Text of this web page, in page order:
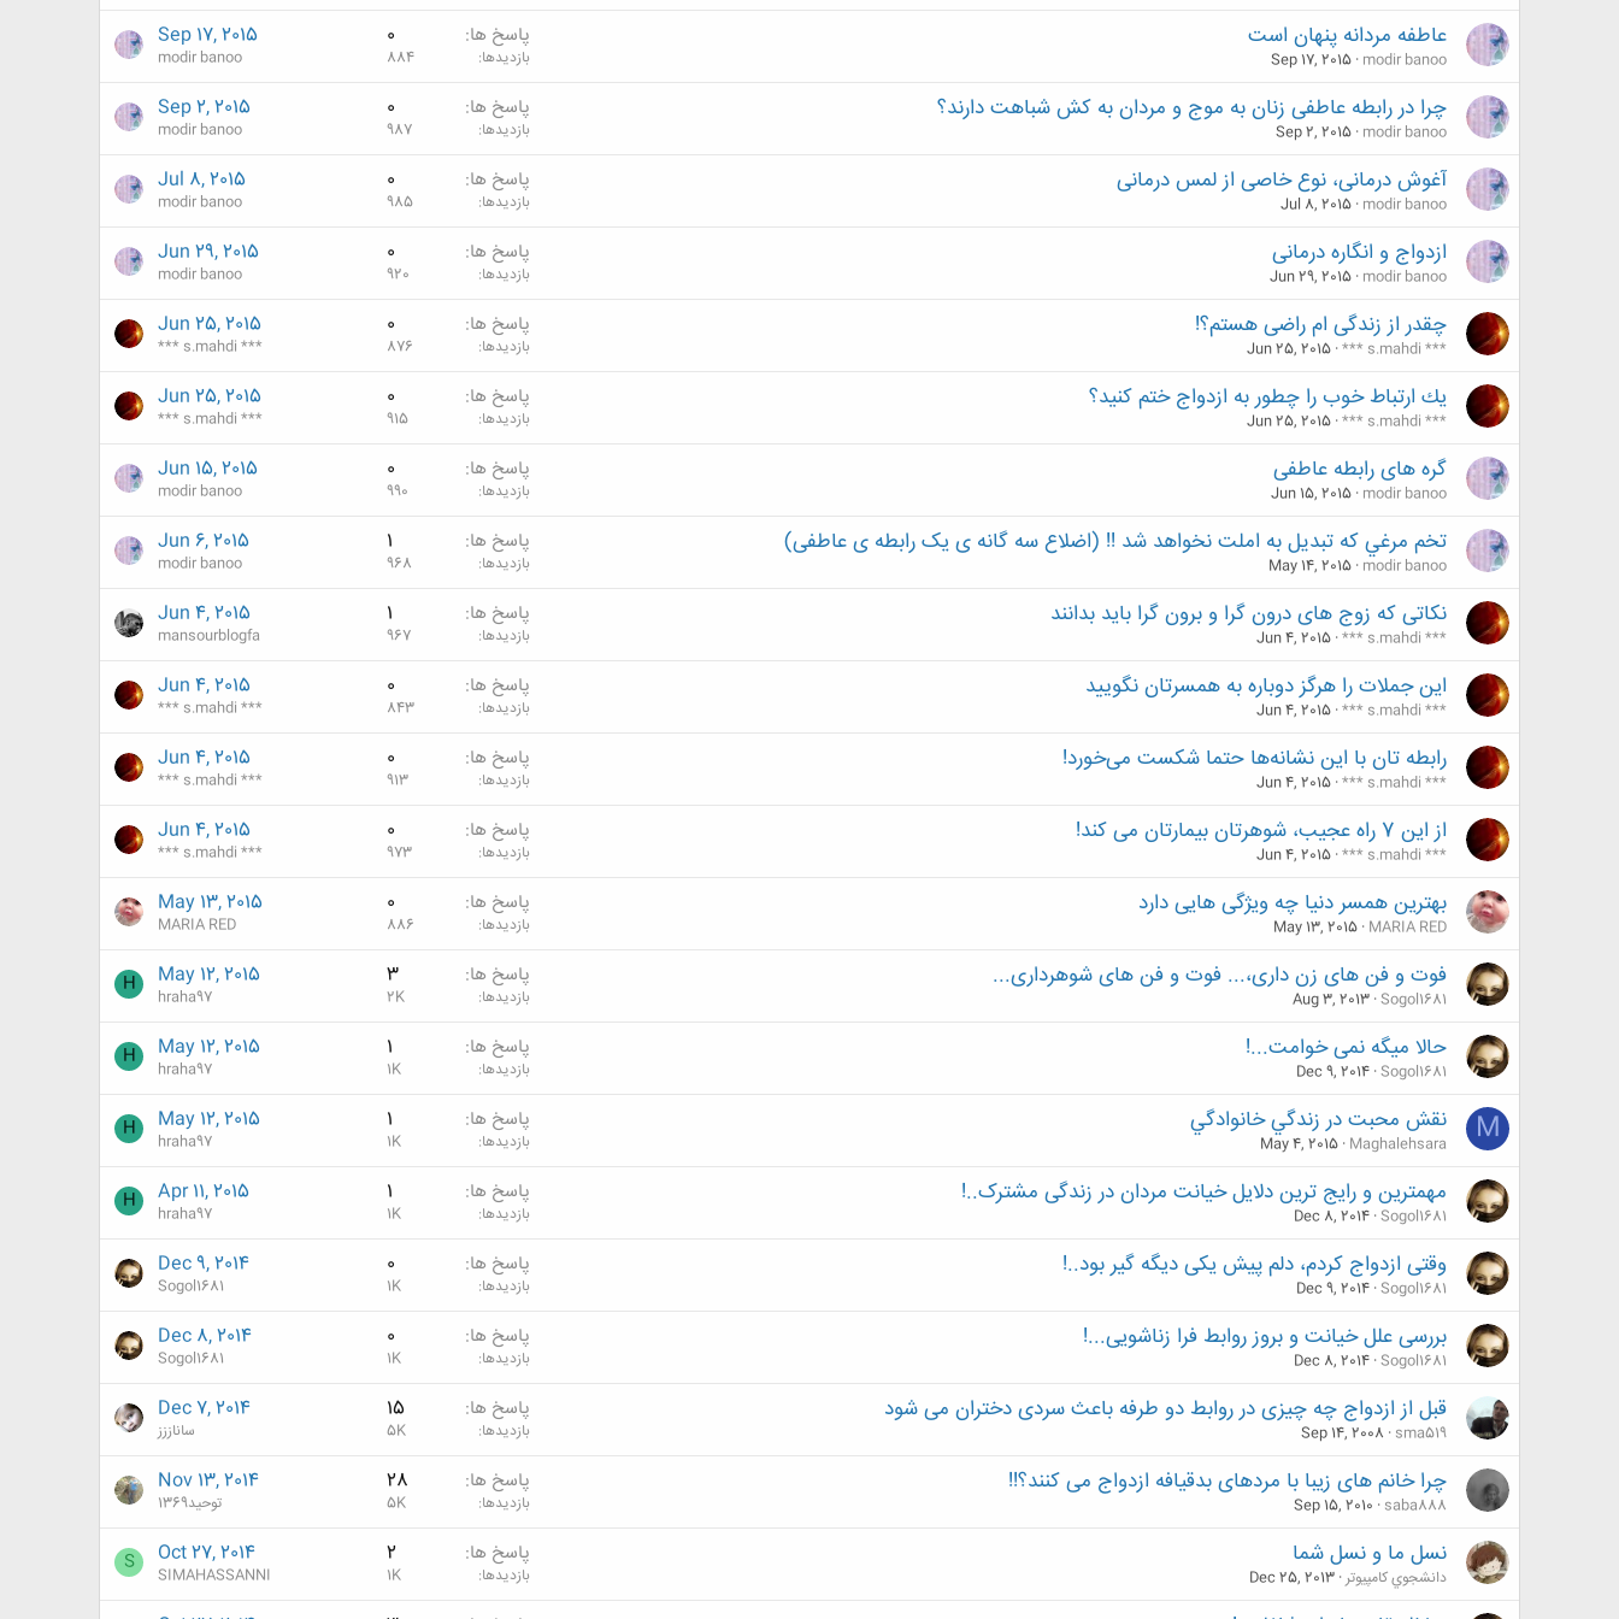
عاطفه مردانه پنهان است
modir banoo
Sep 17, 2015
پاسخ ها 0
بازدیدها 884
Sep 17, 2015
modir banoo
چرا در رابطه عاطفی زنان به موج و مردان به کش شباهت دارند؟
modir banoo
Sep 2, 2015
پاسخ ها 0
بازدیدها 987
Sep 2, 2015
modir banoo
آغوش درمانی، نوع خاصی از لمس درمانی
modir banoo
Jul 8, 2015
پاسخ ها 0
بازدیدها 985
Jul 8, 2015
modir banoo
ازدواج و انگاره درمانی
modir banoo
Jun 29, 2015
پاسخ ها 0
بازدیدها 920
Jun 29, 2015
modir banoo
چقدر از زندگی ام راضی هستم؟!
*** s.mahdi ***
Jun 25, 2015
پاسخ ها 0
بازدیدها 876
Jun 25, 2015
*** s.mahdi ***
یك ارتباط خوب را چطور به ازدواج ختم كنید؟
*** s.mahdi ***
Jun 25, 2015
پاسخ ها 0
بازدیدها 915
Jun 25, 2015
*** s.mahdi ***
گره های رابطه عاطفی
modir banoo
Jun 15, 2015
پاسخ ها 0
بازدیدها 990
Jun 15, 2015
modir banoo
تخم مرغي كه تبديل به املت نخواهد شد !! (اضلاع سه گانه ی یک رابطه ی عاطفی)
modir banoo
May 14, 2015
پاسخ ها 1
بازدیدها 968
Jun 6, 2015
modir banoo
نکاتی که زوج های درون گرا و برون گرا باید بدانند
*** s.mahdi ***
Jun 4, 2015
پاسخ ها 1
بازدیدها 967
Jun 4, 2015
mansourblogfa
این جملات را هرگز دوباره به همسرتان نگویید
*** s.mahdi ***
Jun 4, 2015
پاسخ ها 0
بازدیدها 843
Jun 4, 2015
*** s.mahdi ***
رابطه تان با این نشانه‌ها حتما شکست می‌خورد!
*** s.mahdi ***
Jun 4, 2015
پاسخ ها 0
بازدیدها 913
Jun 4, 2015
*** s.mahdi ***
از این 7 راه عجیب، شوهرتان بیمارتان می کند!
*** s.mahdi ***
Jun 4, 2015
پاسخ ها 0
بازدیدها 973
Jun 4, 2015
*** s.mahdi ***
بهترین همسر دنیا چه ویژگی هایی دارد
MARIA RED
May 13, 2015
پاسخ ها 0
بازدیدها 886
May 13, 2015
MARIA RED
فوت و فن های زن داری،... فوت و فن های شوهرداری...
Sogol1681
Aug 3, 2013
پاسخ ها 3
بازدیدها 2K
May 12, 2015
hraha97
H
حالا میگه نمی خوامت...!
Sogol1681
Dec 9, 2014
پاسخ ها 1
بازدیدها 1K
May 12, 2015
hraha97
H
M نقش محبت در زندگي خانوادگي
Maghalehsara
May 4, 2015
پاسخ ها 1
بازدیدها 1K
May 12, 2015
hraha97
H
مهمترین و رایج ترین دلایل خیانت مردان در زندگی مشترک..!
Sogol1681
Dec 8, 2014
پاسخ ها 1
بازدیدها 1K
Apr 11, 2015
hraha97
H
وقتی ازدواج کردم، دلم پیش یکی دیگه گیر بود..!
Sogol1681
Dec 9, 2014
پاسخ ها 0
بازدیدها 1K
Dec 9, 2014
Sogol1681
بررسی علل خیانت و بروز روابط فرا زناشویی...!
Sogol1681
Dec 8, 2014
پاسخ ها 0
بازدیدها 1K
Dec 8, 2014
Sogol1681
قبل از ازدواج چه چیزی در روابط دو طرفه باعث سردی دختران می شود
sma519
Sep 14, 2008
پاسخ ها 15
بازدیدها 5K
Dec 7, 2014
ساناززز
چرا خانم های زیبا با مردهای بدقیافه ازدواج می کنند؟!!
saba888
Sep 15, 2010
پاسخ ها 28
بازدیدها 5K
Nov 13, 2014
توحید1369
نسل ما و نسل شما
دانشجوي كامپيوتر Dec 25, 2013
پاسخ ها 2
بازدیدها 1K
Oct 27, 2014
SIMAHASSANNI
S